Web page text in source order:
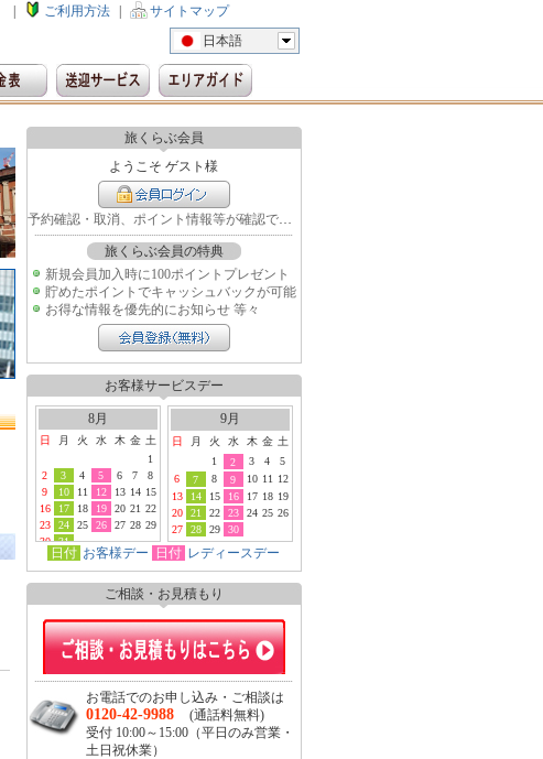
ご利用方法
サイトマップ
日本語
旅くらぶ会員
ようこそ ゲスト様
予約確認・取消、ポイント情報等が確認できます
旅くらぶ会員の特典
新規会員加入時に100ポイントプレゼント
貯めたポイントでキャッシュバックが可能
お得な情報を優先的にお知らせ 等々
お客様サービスデー
8月
日 月 火 水 木 金 土
1
2
3 4 5 6 7
8
9
10 11 12 13 14 15
16
17 18 19 20 21 22
23
24 25 26 27 28 29
30
31
9月
日 月 火 水 木 金 土
1
2 3 4
5
6
7 8 9 10 11
12
13
14 15 16 17 18 19
20
21 22 23 24 25 26
27
28 29 30
日付 お客様デー 日付 レディースデー
ご相談・お見積もり
お電話でのお申し込み・ご相談は
0120-42-9988 (通話料無料)
受付 10:00～15:00（平日のみ営業・
土日祝休業）